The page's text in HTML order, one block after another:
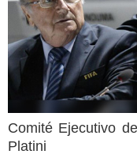
Comité Ejecutivo
Platini